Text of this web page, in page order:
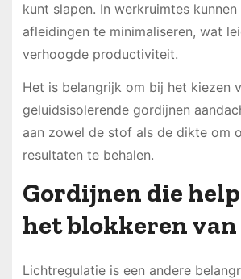
kunt slapen. In werkruimtes
afleidingen te minimaliseren, wat
verhoogde productiviteit.
Het is belangrijk om bij het kiezen
geluidsisolerende gordijnen
aan zowel de stof als de dikte om
resultaten te behalen.
Gordijnen die
het blokkeren
Lichtregulatie is een andere